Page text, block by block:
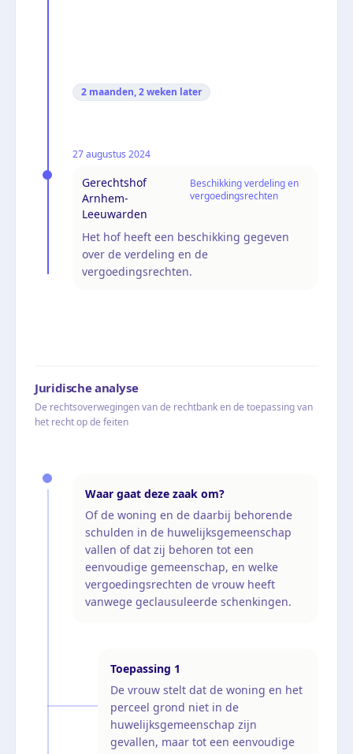
2 maanden, 2 weken later
27 augustus 2024
Gerechtshof
Arnhem-
Leeuwarden
Beschikking verdeling en
vergoedingsrechten
Het hof heeft een beschikking gegeven
over de verdeling en de
vergoedingsrechten.
Juridische analyse
De rechtsoverwegingen van de rechtbank en de toepassing van
het recht op de feiten
Waar gaat deze zaak om?
Of de woning en de daarbij behorende
schulden in de huwelijksgemeenschap
vallen of dat zij behoren tot een
eenvoudige gemeenschap, en welke
vergoedingsrechten de vrouw heeft
vanwege geclausuleerde schenkingen.
Toepassing 1
De vrouw stelt dat de woning en het
perceel grond niet in de
huwelijksgemeenschap zijn
gevallen, maar tot een eenvoudige